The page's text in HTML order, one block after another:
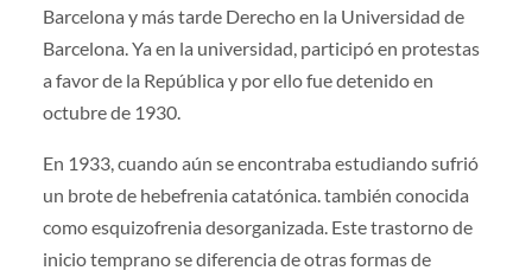
Barcelona y más tarde Derecho en la Universidad de
Barcelona. Ya en la universidad, participó en protestas
a favor de la República y por ello fue detenido en
octubre de 1930.
En 1933, cuando aún se encontraba estudiando sufrió
un brote de hebefrenia catatónica. también conocida
como esquizofrenia desorganizada. Este trastorno de
inicio temprano se diferencia de otras formas de